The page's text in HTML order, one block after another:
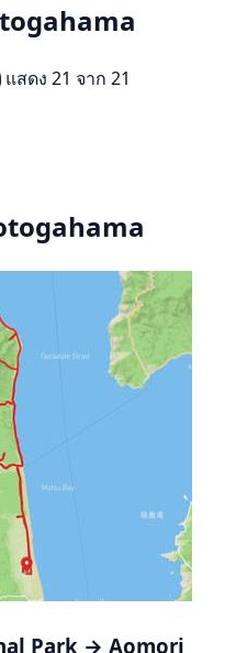
แสดง 21 จาก 21
Park → Aomori